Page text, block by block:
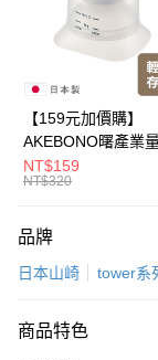
悠遊付
全盈+PAY
大哥付你分期
相關說明
2.付款方式選擇「大
成交易。
4.訂單成立30分鐘內
消。如遇「轉專審核
運送方式
每筆NT$150，滿
【159元加價購】
AKEBONO曙產業量
杯漏斗組(白)/量米杯/
米桶/量米用具/任二
NT$159
NT$320
品牌
日本山崎 tower系
商品特色